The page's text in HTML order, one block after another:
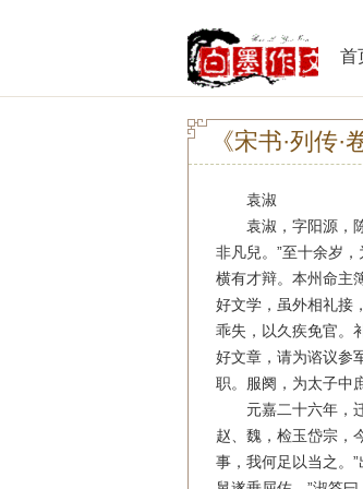
首
《宋书·列传·
袁淑
袁淑，字阳源，陈
非凡兒。”至十余岁
横有才辩。本州命主
好文学，虽外相礼接
乖失，以久疾免官。
好文章，请为谘议参
职。服阕，为太子中
元嘉二十六年，迁
赵、魏，检玉岱宗，
事，我何足以当之。